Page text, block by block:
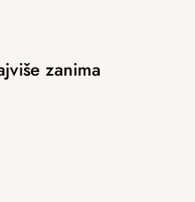
zanima